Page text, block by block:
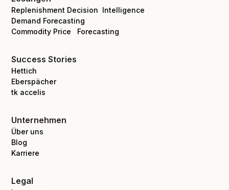
Replenishment Decision Intelligence
Demand Forecasting
Commodity Price Forecasting
Success Stories
Hettich
Eberspächer
tk accelis
Unternehmen
Über uns
Blog
Karriere
Legal